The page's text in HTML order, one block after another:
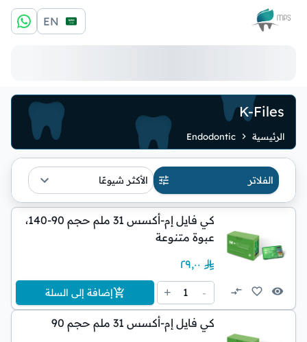
الشعار EN
K-Files
الرئيسية Endodontic
الفلاتر الأكثر شيوعًا
كي فايل إم-أكسس 31 ملم حجم 90-140،
عبوة متنوعة
٢٩٫٠٠
-
1
+ إضافة إلى السلة
كي فايل إم-أكسس 31 ملم حجم 90